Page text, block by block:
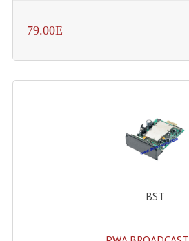
Platines
Limiteur De Niveau
79.00E
BST